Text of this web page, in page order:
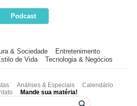
Podcast
& Sociedade
Entretenimento
de Vida Tecnologia & Negócios
Análises & Especiais
Calendário
Mande sua matéria!